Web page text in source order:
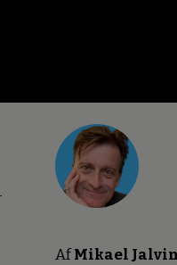
AfMikael